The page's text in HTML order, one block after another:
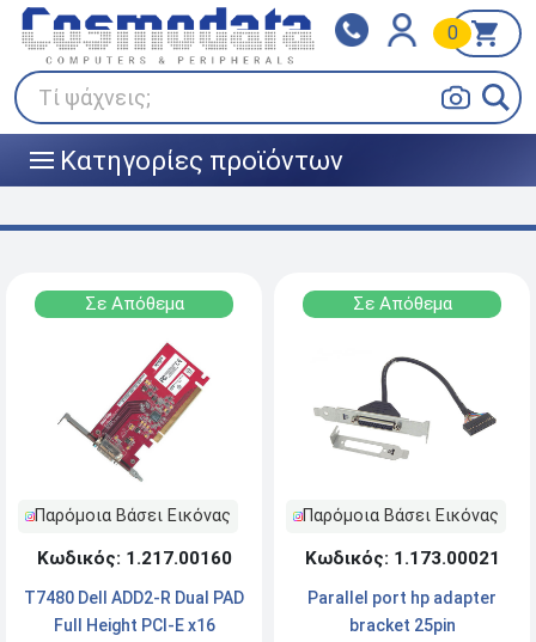
Τί ψάχνεις;
0
||| Κατηγορίες προϊόντων
Klarna
Πληρώστε σε 3
άτοκες δόσεις
BOX NOW
Σε Απόθεμα
Παρόμοια Βάσει Εικόνας
Κωδικός: 1.217.00160
T7480 Dell ADD2-R Dual PAD
Full Height PCI-E x16
Σε Απόθεμα
Παρόμοια Βάσει Εικόνας
Κωδικός: 1.173.00021
Parallel port hp adapter
bracket 25pin